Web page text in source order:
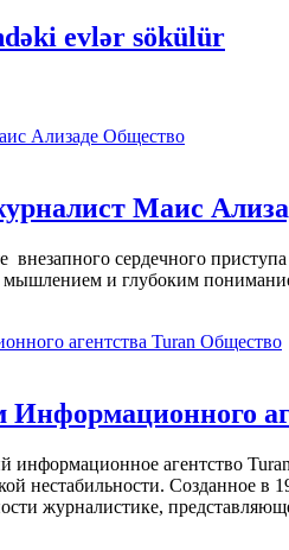
evlər sökülür
Общество
Маис
внезапного сердечного
и глубоким
Общество
информационное агентство
нестабильности. Созданное
журналистике,